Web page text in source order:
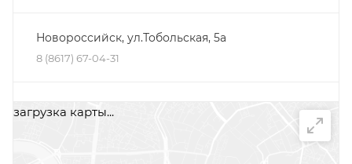
Новороссийск, ул.Тобольская, 5а
8 (8617) 67-04-31
Минеральные Воды, ул. Железноводская, 30Д,
загрузка карты...